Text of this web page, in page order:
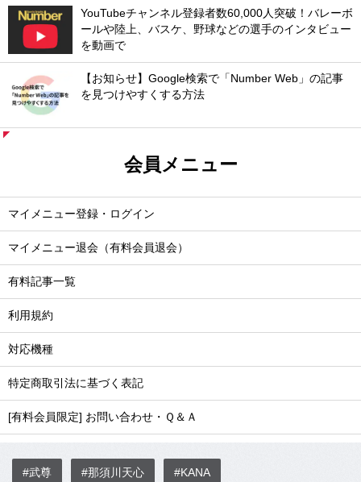
YouTubeチャンネル登録者数60,000人突破！バレーボ
ールや陸上、バスケ、野球などの選手のインタビュー
を動画で
【お知らせ】Google検索で「Number Web」の記事
を見つけやすくする方法
会員メニュー
マイメニュー登録・ログイン
マイメニュー退会（有料会員退会）
有料記事一覧
利用規約
対応機種
特定商取引法に基づく表記
[有料会員限定] お問い合わせ・Ｑ＆Ａ
#武尊 #那須川天心 #KANA